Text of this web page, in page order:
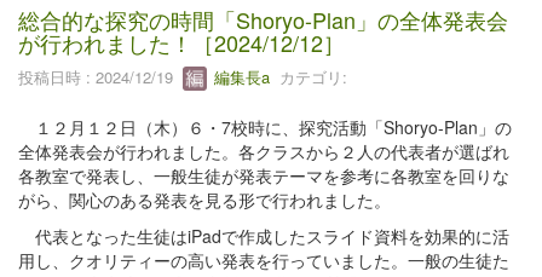
総合的な探究の時間「Shoryo-Plan」の全体発表会
が行われました！［2024/12/12］
投稿日時 : 2024/12/19 編集長a カテゴリ:
１２月１２日（木）６・7校時に、探究活動「Shoryo-Plan」の
全体発表会が行われました。各クラスから２人の代表者が選ばれ
各教室で発表し、一般生徒が発表テーマを参考に各教室を回りな
がら、関心のある発表を見る形で行われました。
代表となった生徒はiPadで作成したスライド資料を効果的に活
用し、クオリティーの高い発表を行っていました。一般の生徒た